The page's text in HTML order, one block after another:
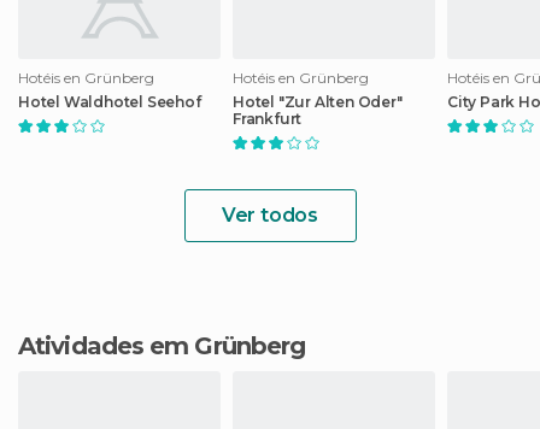
Hotéis en Grünberg
Hotel Waldhotel Seehof
Hotéis en Grünberg
Hotel "Zur Alten Oder"
Frankfurt
Hotéis en
City Park
Ver todos
Atividades em Grünberg